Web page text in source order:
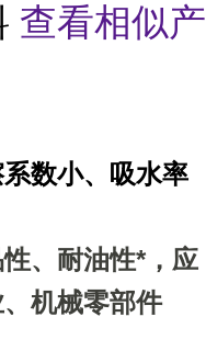
查看相似产
数小、吸水率
、耐油性*， 应
机械零部件